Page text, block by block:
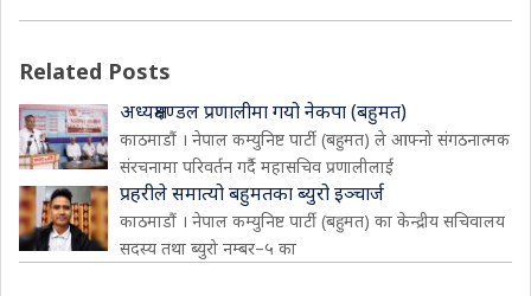
Related Posts
अध्यक्षमण्डल प्रणालीमा गयो नेकपा (बहुमत)
काठमाडौं । नेपाल कम्युनिष्ट पार्टी (बहुमत) ले आफ्नो संगठनात्मक
संरचनामा परिवर्तन गर्दै महासचिव प्रणालीलाई
प्रहरीले समात्यो बहुमतका ब्युरो इञ्चार्ज
काठमाडौं । नेपाल कम्युनिष्ट पार्टी (बहुमत) का केन्द्रीय सचिवालय
सदस्य तथा ब्युरो नम्बर–५ का